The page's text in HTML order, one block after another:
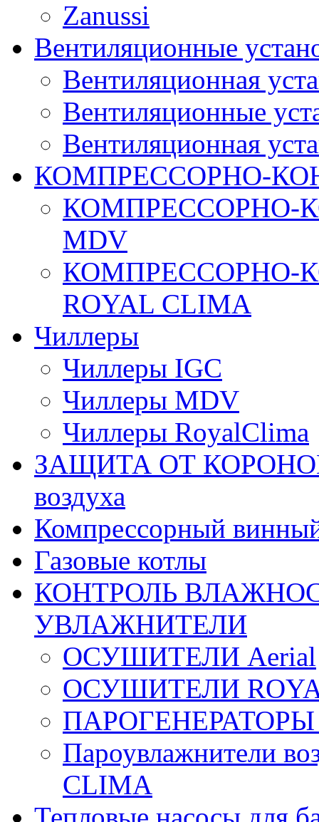
Zanussi
Вентиляционные
Вентиляционная
Вентиляционные
Вентиляционная
КОМПРЕССОРНО-
КОМПРЕССОРНО-
MDV
КОМПРЕССОРНО-
ROYAL CLIMA
Чиллеры
Чиллеры IGC
Чиллеры MDV
Чиллеры RoyalClima
ЗАЩИТА ОТ
воздуха
Компрессорный
Газовые котлы
КОНТРОЛЬ
УВЛАЖНИТЕЛИ
ОСУШИТЕЛИ Aerial
ОСУШИТЕЛИ
ПАРОГЕНЕРАТОРЫ
Пароувлажнители
CLIMA